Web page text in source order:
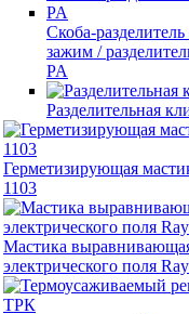
Скоба-
зажим /
PA
Разделительная
Герметизирующая
1103
Мастика
электрического поля